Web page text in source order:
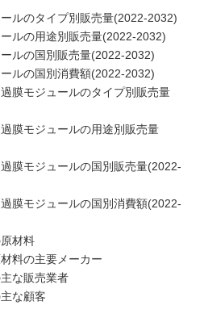
ルのタイプ別販売量(2022-2032)
ルの用途別販売量(2022-2032)
ルの国別販売量(2022-2032)
ルの国別消費額(2022-2032)
膜モジュールのタイプ別販売量
膜モジュールの用途別販売量
膜モジュールの国別販売量(2022-
膜モジュールの国別消費額(2022-
材料
料の主要メーカー
な販売業者
な顧客